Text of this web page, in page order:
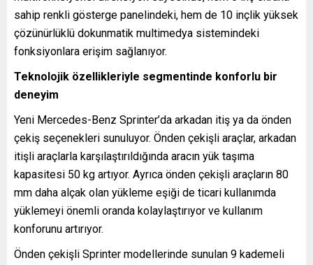
sahip renkli gösterge panelindeki, hem de 10 inçlik yüksek
çözünürlüklü dokunmatik multimedya sistemindeki
fonksiyonlara erişim sağlanıyor.
Teknolojik özellikleriyle segmentinde konforlu bir
deneyim
Yeni Mercedes-Benz Sprinter’da arkadan itiş ya da önden
çekiş seçenekleri sunuluyor. Önden çekişli araçlar, arkadan
itişli araçlarla karşılaştırıldığında aracın yük taşıma
kapasitesi 50 kg artıyor. Ayrıca önden çekişli araçların 80
mm daha alçak olan yükleme eşiği de ticari kullanımda
yüklemeyi önemli oranda kolaylaştırıyor ve kullanım
konforunu artırıyor.
Önden çekişli Sprinter modellerinde sunulan 9 kademeli